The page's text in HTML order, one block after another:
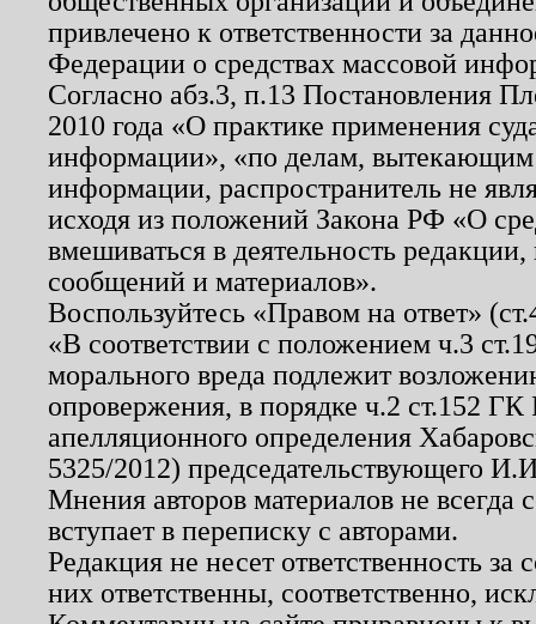
привлечено к ответственности за
Федерации о средствах массовой
Согласно абз.3, п.13 Постановления
2010 года «О практике применения
информации», «по делам, вытекающим
информации, распространитель не
исходя из положений Закона РФ «О
вмешиваться в деятельность
сообщений и материалов».
Воспользуйтесь «Правом на ответ»
«В соответствии с положением ч.3
морального вреда подлежит
опровержения, в порядке ч.2 ст.152
апелляционного определения
5325/2012) председательствующего
Мнения авторов материалов не
вступает в переписку с авторами.
Редакция не несет ответственность
них ответственны, соответственно,